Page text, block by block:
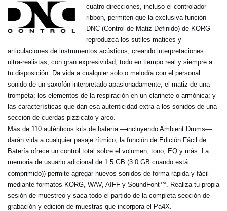
cuatro direcciones, incluso el controlador
ribbon, permiten que la exclusiva función
DNC (Control de Matiz Definido) de KORG
reproduzca los sutiles matices y
articulaciones de instrumentos acústicos, creando interpretaciones
ultra-realistas, con gran expresividad, todo en tiempo real y siempre a
tu disposición. Da vida a cualquier solo o melodía con el personal
sonido de un saxofón interpretado apasionadamente; el matiz de una
trompeta; los elementos de la respiración en un clarinete o armónica; y
las características que dan esa autenticidad extra a los sonidos de una
sección de cuerdas pizzicato y arco.
Más de 110 auténticos kits de batería —incluyendo Ambient Drums—
darán vida a cualquier pasaje rítmico; la función de Edición Fácil de
Batería ofrece un control total sobre el volumen, tono, EQ y más. La
memoria de usuario adicional de 1.5 GB (3.0 GB cuando está
comprimido)) permite agregar nuevos sonidos de forma rápida y fácil
mediante formatos KORG, WAV, AIFF y SoundFont™. Realiza tu propia
sesión de muestreo y saca todo el partido de la completa sección de
grabación y edición de muestras que incorpora el Pa4X.